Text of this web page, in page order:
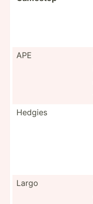
APE
Hedgies
Largo